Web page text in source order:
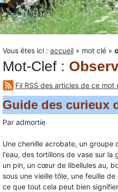
Vous êtes ici : accueil » mot clé »
Mot-Clef :
Fil RSS des articles de ce mot
Guide des curieux
Par admortie
Une chenille acrobate, un groupe
l'eau, des tortillons de vase sur la
un pin, un cœur de libellules au,
sous une vieille tôle, une feuille
ce que tout cela peut bien